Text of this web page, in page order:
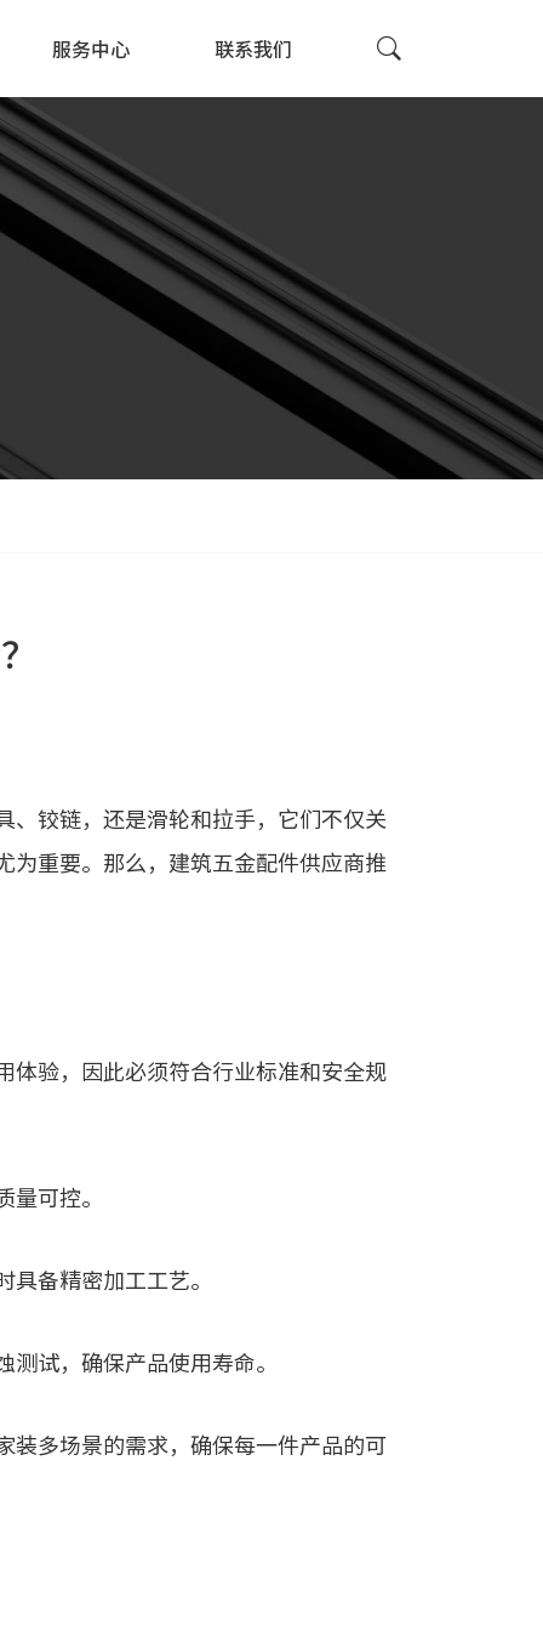
服务中心 联系我们 
铰链，还是滑轮和拉手，它们不仅关
为重要。那么，建筑五金配件供应商推
验，因此必须符合行业标准和安全规
可控。
备精密加工工艺。
试，确保产品使用寿命。
多场景的需求，确保每一件产品的可